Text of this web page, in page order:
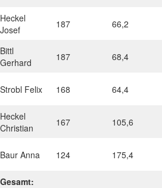
Heckel
Josef
187 66,2
Bittl
Gerhard
187 68,4
Strobl Felix 168 64,4
Heckel
Christian
167 105,6
Baur Anna 124 175,4
Gesamt: